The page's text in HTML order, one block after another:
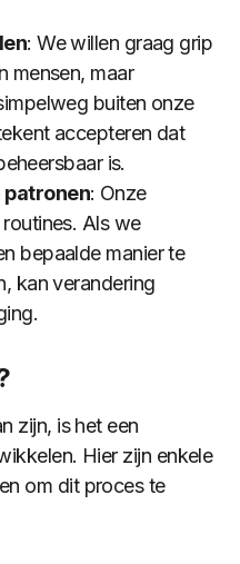
: We willen graag grip
mensen, maar
buiten onze
accepteren dat
is.
patronen: Onze
Als we
bepaalde manier te
kan verandering
zijn, is het een
Hier zijn enkele
om dit proces te